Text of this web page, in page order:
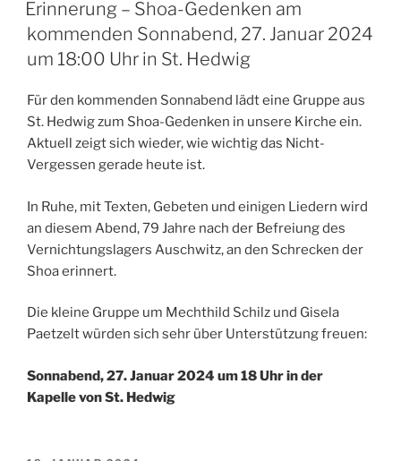
Erinnerung – Shoa-Gedenken am
kommenden Sonnabend, 27. Januar 2024
um 18:00 Uhr in St. Hedwig
Für den kommenden Sonnabend lädt eine Gruppe aus
St. Hedwig zum Shoa-Gedenken in unsere Kirche ein.
Aktuell zeigt sich wieder, wie wichtig das Nicht-
Vergessen gerade heute ist.
In Ruhe, mit Texten, Gebeten und einigen Liedern wird
an diesem Abend, 79 Jahre nach der Befreiung des
Vernichtungslagers Auschwitz, an den Schrecken der
Shoa erinnert.
Die kleine Gruppe um Mechthild Schilz und Gisela
Paetzelt würden sich sehr über Unterstützung freuen:
Sonnabend, 27. Januar 2024 um 18 Uhr in der
Kapelle von St. Hedwig